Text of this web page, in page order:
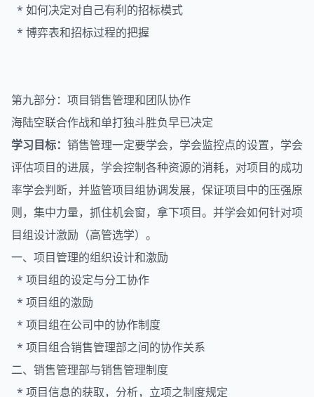
* 如何决定对自己有利的招标模式
* 博弈表和招标过程的把握
第九部分：项目销售管理和团队协作
海陆空联合作战和单打独斗胜负早已决定
学习目标： 销售管理一定要学会，学会监控点的设置，学会
评估项目的进展，学会控制各种资源的消耗，对项目的成功
率学会判断，并监管项目组协调发展，保证项目中的压强原
则，集中力量，抓住机会窗，拿下项目。并学会如何针对项
目组设计激励（高管选学）。
一、项目管理的组织设计和激励
* 项目组的设定与分工协作
* 项目组的激励
* 项目组在公司中的协作制度
* 项目组合销售管理部之间的协作关系
二、销售管理部与销售管理制度
* 项目信息的获取，分析，立项之制度规定